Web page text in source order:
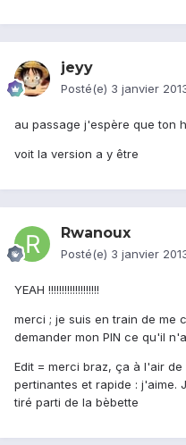
jeyy
Posté(e) 3 janvier
au passage j'espère que ton
voit la version a y être
Rwanoux
Posté(e) 3 janvier
YEAH !!!!!!!!!!!!!!!!!!!
merci ; je suis en train de me
demander mon PIN ce qu'il
Edit = merci braz, ça à l'air
pertinantes et rapide : j'aime.
tiré parti de la bèbette